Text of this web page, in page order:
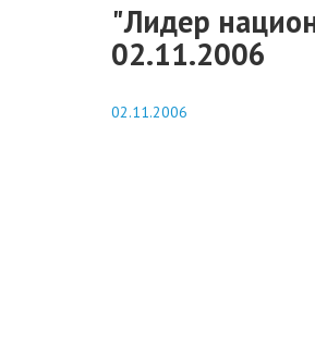
"Лидер
02.11.2006
02.11.2006